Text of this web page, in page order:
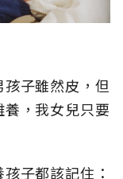
子雖然皮，但
，我女兒只要
子都該記住：